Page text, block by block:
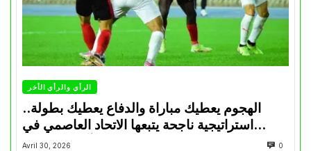
الرأي والرأي الأخر
الهجوم يعطيك مباراة والدفاع يعطيك بطولة..
استراتيجية ناجحة يتبعها الاتحاد العاصمي في
تتويجاته آخر السنوات
Avril 30, 2026 0